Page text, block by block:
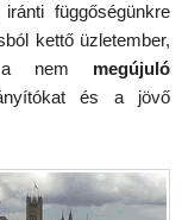
függőségünkre
kettő üzletember,
a nem megújuló
és a jövő